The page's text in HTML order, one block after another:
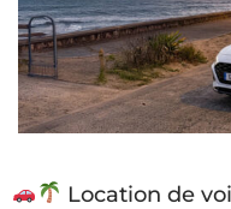
Location de